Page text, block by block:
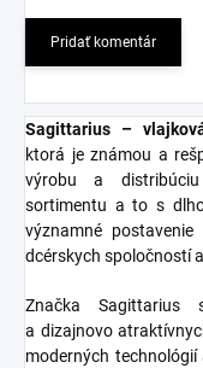
Pridať komentár
Sagittarius –
ktorá je známou a
výrobu a
sortimentu a to s
významné
dcérskych spoločností
Značka Sagittarius
a dizajnovo
moderných